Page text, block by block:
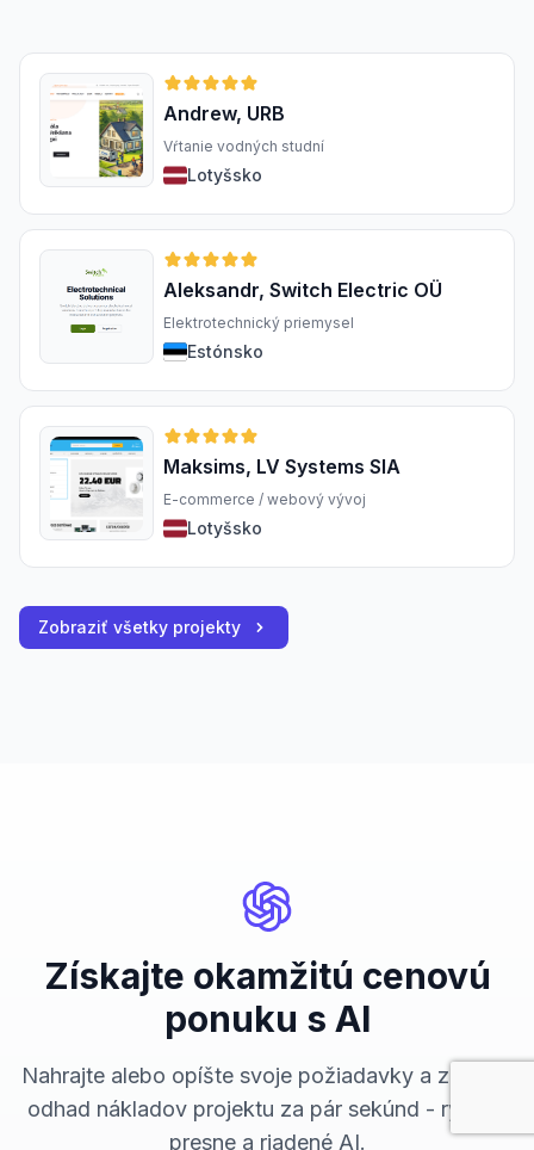
Andrew, URB
Vŕtanie vodných studní
Lotyšsko
Aleksandr, Switch Electric OÜ
Elektrotechnický priemysel
Estónsko
Maksims, LV Systems SIA
E-commerce / webový vývoj
Lotyšsko
Zobraziť všetky projekty
Získajte okamžitú cenovú
ponuku s AI
Nahrajte alebo opíšte svoje požiadavky a získajte
odhad nákladov projektu za pár sekúnd - rýchlo,
presne a riadené AI.